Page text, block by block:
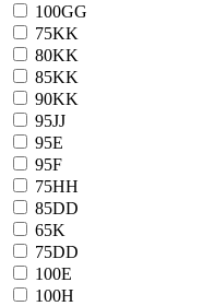
100GG
75KK
80KK
85KK
90KK
95JJ
95E
95F
75HH
85DD
65K
75DD
100E
100H